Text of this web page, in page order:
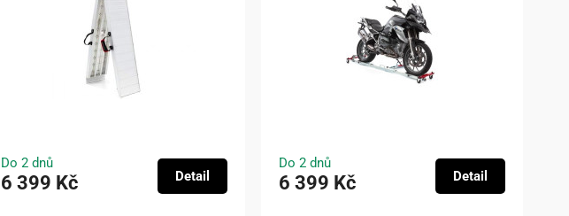
Do 2 dnů
6 399 Kč Detail
Do 2 dnů
6 399 Kč Detail